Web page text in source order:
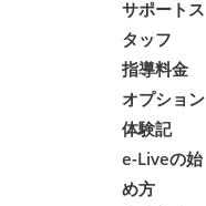
サポートス
タッフ
指導料金
オプション
体験記
e-Liveの始
め方